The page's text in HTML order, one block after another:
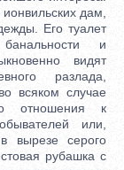
дам,
Его туалет
и
видят
разлада,
всяком случае
отношения к
или,
вырезе серого
рубашка с